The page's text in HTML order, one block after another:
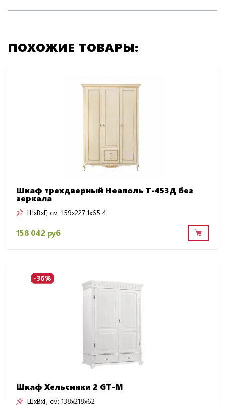
ПОХОЖИЕ ТОВАРЫ:
Шкаф трехдверный Неаполь T-453Д без
зеркала
ШxВxГ, см: 159x227.1x65.4
158 042 руб
-36%
Шкаф Хельсинки 2 GT-М
ШxВxГ, см: 138x218x62